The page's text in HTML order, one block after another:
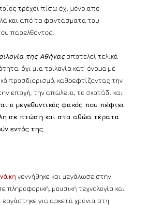
τρέχει πίσω όχι μόνο από
και από τα φαντάσματα του
παρελθόντος.
της Αθήναςαποτελεί τελικά
όχι μια τριλογία κατ’ όνομα με
προσδιορισμό, καθρεφτίζοντας την
εποχή, την απώλεια, το σκοτάδι και
ο μεγεθυντικός φακός που πέφτει
σε πτώση και στα αθώα τέρατα
εντός της.
γεννήθηκε και μεγάλωσε στην
πληροφορική, μουσική τεχνολογία και
εργάστηκε για αρκετά χρόνια στη